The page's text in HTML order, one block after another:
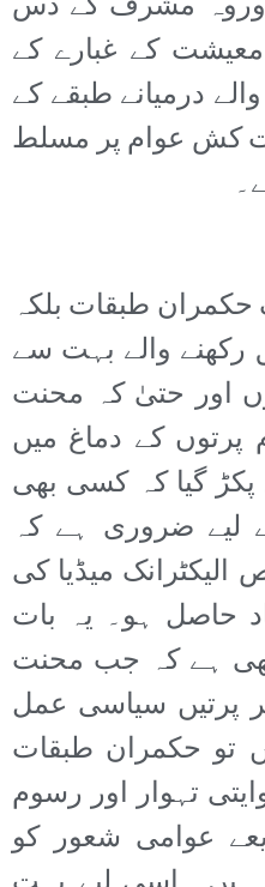
معیشت کے غبارے کے
درمیانے طبقے کے
کش عوام پر مسلط
طبقات بلکہ
رکھنے والے بہت سے
اور حتیٰ کہ محنت
کے دماغ میں
گیا کہ کسی بھی
لیے ضروری ہے کہ
الیکٹرانک میڈیا کی
حاصل ہو۔ یہ بات
ہے کہ جب محنت
پرتیں سیاسی عمل
تو حکمران طبقات
تہوار اور رسوم
عوامی شعور کو